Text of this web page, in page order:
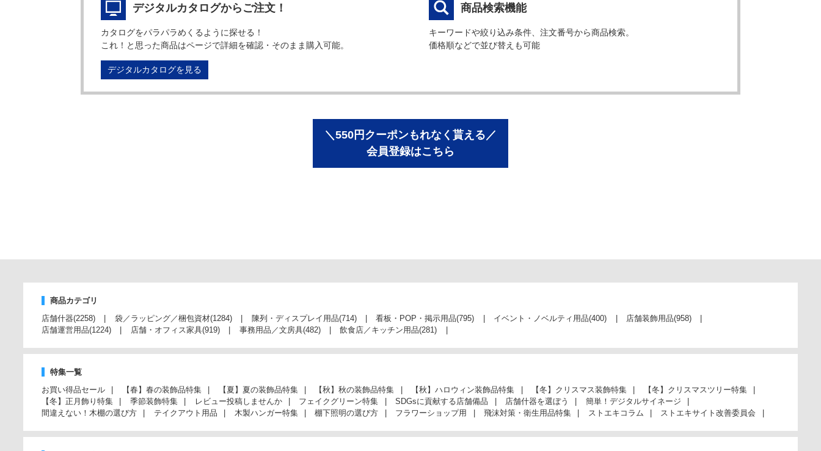
デジタルカタログからご注文！
カタログをパラパラめくるように探せる！
これ！と思った商品はページで詳細を確認・そのまま購入可能。
デジタルカタログを見る
商品検索機能
キーワードや絞り込み条件、注文番号から商品検索。
価格順などで並び替えも可能
＼550円クーポンもれなく貰える／
会員登録はこちら
商品カテゴリ
店舗什器(2258) 袋／ラッピング／梱包資材(1284) 陳列・ディスプレイ用品(714) 看板・POP・掲示用品(795) イベント・ノベルティ用品(400) 店舗装飾用品(958)
店舗運営用品(1224) 店舗・オフィス家具(919) 事務用品／文房具(482) 飲食店／キッチン用品(281)
特集一覧
お買い得品セール
【春】春の装飾品特集 【夏】夏の装飾品特集 【秋】秋の装飾品特集 【秋】ハロウィン装飾品特集 【冬】クリスマス装飾特集
【冬】クリスマスツリー特集
【冬】正月飾り特集
季節装飾特集 レビュー投稿しませんか フェイクグリーン特集 SDGsに貢献する店舗備品 店舗什器を選ぼう
簡単！デジタルサイネージ
間違えない！木棚の選び方
テイクアウト用品 木製ハンガー特集 棚下照明の選び方 フラワーショップ用 飛沫対策・衛生用品特集 ストエキコラム ストエキサイト改善委員会